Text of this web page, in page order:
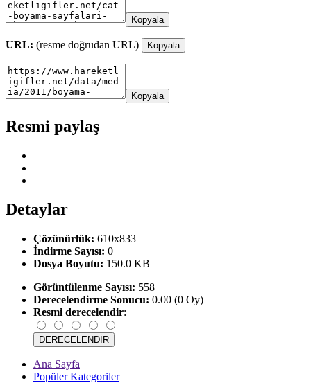
Kopyala
URL: (resme doğrudan URL) Kopyala
Kopyala
Resmi paylaş
Detaylar
Çözünürlük: 610x833
İndirme Sayısı: 0
Dosya Boyutu: 150.0 KB
Görüntülenme Sayısı: 558
Derecelendirme Sonucu: 0.00 (0 Oy)
Resmi derecelendir:
Ana Sayfa
Popüler Kategoriler